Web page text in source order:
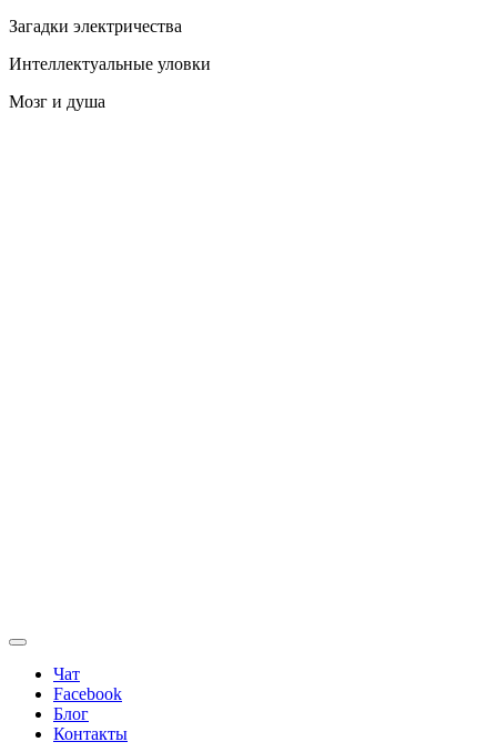
Загадки электричества
Интеллектуальные уловки
Мозг и душа
Чат
Facebook
Блог
Контакты